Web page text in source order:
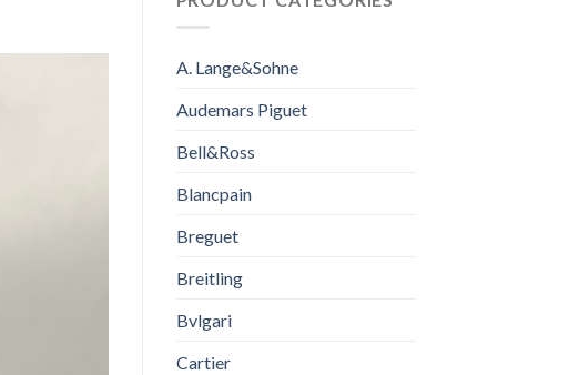
A. Lange&Sohne
Audemars Piguet
Bell&Ross
Blancpain
Breguet
Breitling
Bvlgari
Cartier